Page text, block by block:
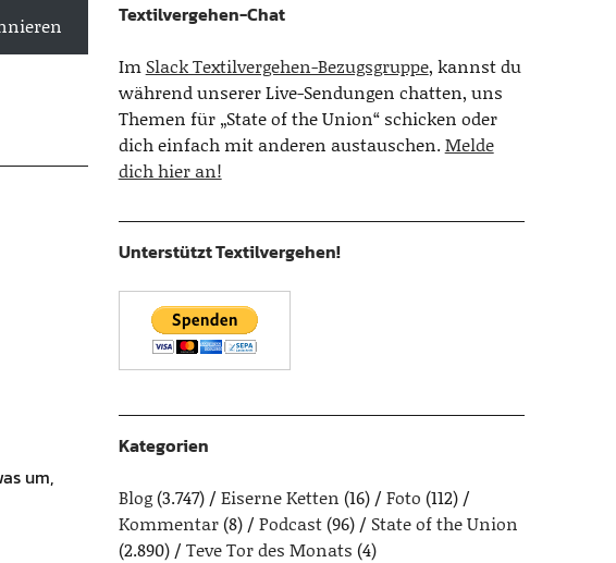
um,
Textilvergehen-Chat
Im Slack Textilvergehen-Bezugsgruppe, kannst du
während unserer Live-Sendungen chatten, uns
Themen für „State of the Union“ schicken oder
dich einfach mit anderen austauschen.Melde
dich hier an!
Unterstützt Textilvergehen!
Kategorien
Blog(3.747) Eiserne Ketten (16) Foto (112)
Kommentar(8) Podcast(96)
State of the Union
(2.890)
Teve Tor des Monats (4)